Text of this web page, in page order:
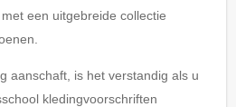
een uitgebreide collectie
aanschaft, is het verstandig als u
kledingvoorschriften